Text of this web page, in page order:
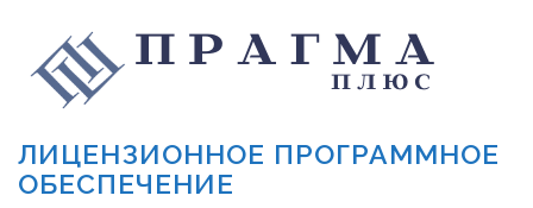
ЛИЦЕНЗИОННОЕ ПРОГРАММНОЕ
ОБЕСПЕЧЕНИЕ